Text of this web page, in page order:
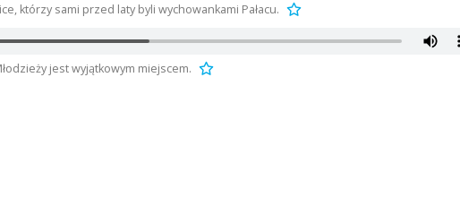
którzy sami przed laty byli wychowankami Pałacu.
jest wyjątkowym miejscem.